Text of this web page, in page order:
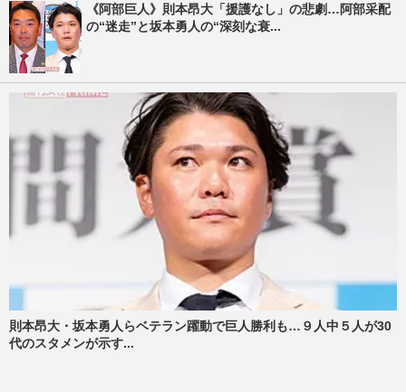
《阿部巨人》則本昂大「援護なし」の悲劇…阿部采配
の“迷走”と坂本勇人の“深刻な衰...
則本昂大・坂本勇人らベテラン躍動で巨人勝利も…９人中５人が30
代のスタメンが示す...